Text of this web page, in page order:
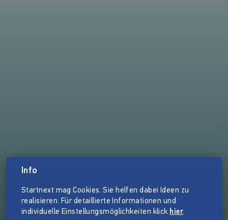
Info
Startnext mag Cookies. Sie helfen dabei Ideen zu
realisieren. Für detaillierte Informationen und
individuelle Einstellungsmöglichkeiten klick hier.